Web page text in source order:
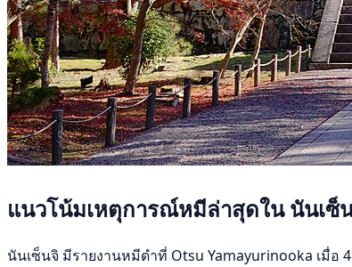
แนวโน้มเหตุการณ์หมีล่าสุดใน นันเซ็
นันเซ็นจิ มีรายงานหมีดำที่ Otsu Yamayurinooka เมื่